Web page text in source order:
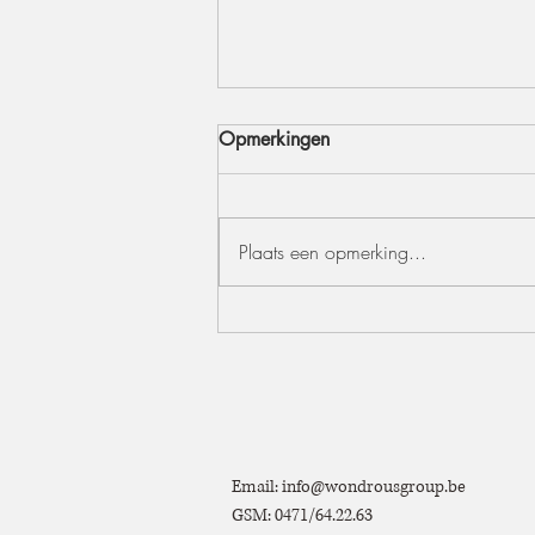
Opmerkingen
Plaats een opmerking...
Email:info@wondrousgroup.be
GSM: 0471/64.22.63